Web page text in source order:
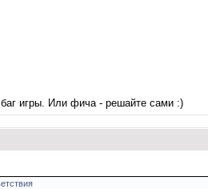
игры. Или фича - решайте сами :)